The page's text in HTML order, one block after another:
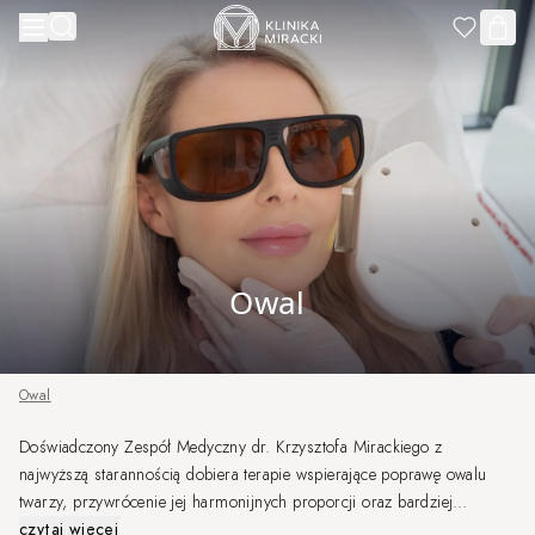
Przejdź do treści
Owal
Owal
Doświadczony Zespół Medyczny dr. Krzysztofa Mirackiego z
najwyższą starannością dobiera terapie wspierające poprawę owalu
twarzy, przywrócenie jej harmonijnych proporcji oraz bardziej
wypoczętego wyglądu. Każda terapia planowana jest indywidualnie, w
czytaj więcej